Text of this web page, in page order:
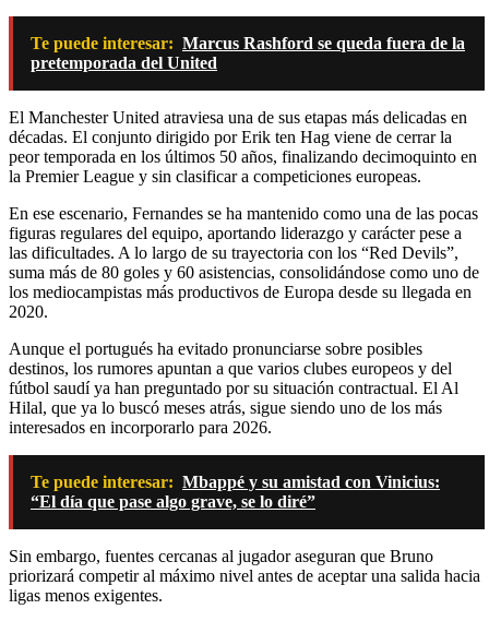
Te puede interesar: Marcus Rashford se queda fuera de la
pretemporada del United
El Manchester United atraviesa una de sus etapas más delicadas en
décadas. El conjunto dirigido por Erik ten Hag viene de cerrar la
peor temporada en los últimos 50 años, finalizando decimoquinto en
la Premier League y sin clasificar a competiciones europeas.
En ese escenario, Fernandes se ha mantenido como una de las pocas
figuras regulares del equipo, aportando liderazgo y carácter pese a
las dificultades. A lo largo de su trayectoria con los “Red Devils”,
suma más de 80 goles y 60 asistencias, consolidándose como uno de
los mediocampistas más productivos de Europa desde su llegada en
2020.
Aunque el portugués ha evitado pronunciarse sobre posibles
destinos, los rumores apuntan a que varios clubes europeos y del
fútbol saudí ya han preguntado por su situación contractual. El Al
Hilal, que ya lo buscó meses atrás, sigue siendo uno de los más
interesados en incorporarlo para 2026.
Te puede interesar: Mbappé y su amistad con Vinicius:
“El día que pase algo grave, se lo diré”
Sin embargo, fuentes cercanas al jugador aseguran que Bruno
priorizará competir al máximo nivel antes de aceptar una salida hacia
ligas menos exigentes.